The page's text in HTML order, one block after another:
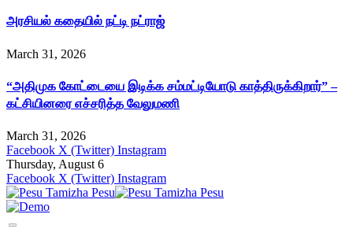
அரசியல் கதையில் நட்டி நட்ராஜ்
March 31, 2026
“அதிமுக கோட்டையை இடிக்க சம்மட்டியோடு காத்திருக்கிறார்” –
கட்சியினரை எச்சரித்த வேலுமணி
March 31, 2026
Facebook X (Twitter) Instagram
Thursday, August 6
Facebook X (Twitter) Instagram